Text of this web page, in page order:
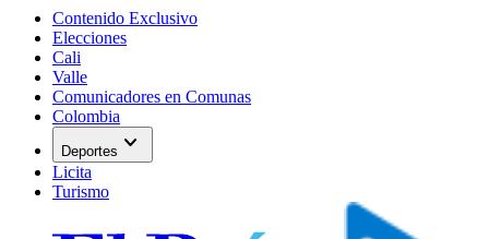
Contenido Exclusivo
Elecciones
Cali
Valle
Comunicadores en Comunas
Colombia
Deportes expand_more
Licita
Turismo